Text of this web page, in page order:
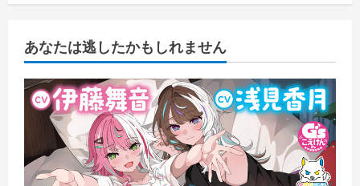
あなたは逃したかもしれません